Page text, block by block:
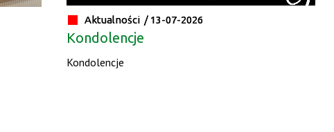
Aktualności / 13-07-2026
Kondolencje
Kondolencje